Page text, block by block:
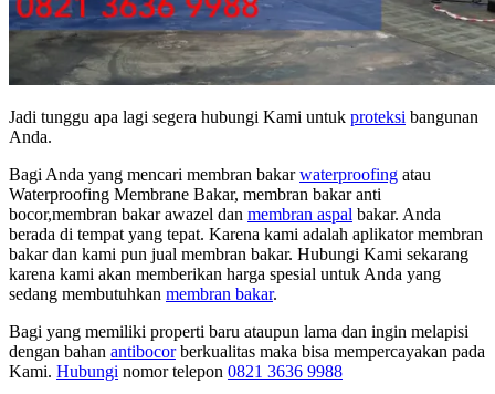
Jadi tunggu apa lagi segera hubungi Kami untuk proteksi bangunan
Anda.
Bagi Anda yang mencari membran bakarwaterproofing atau
Waterproofing Membrane Bakar, membran bakar anti
bocor,membran bakar awazel dan membran aspal bakar. Anda
berada di tempat yang tepat. Karena kami adalah aplikator membran
bakar dan kami pun jual membran bakar. Hubungi Kami sekarang
karena kami akan memberikan harga spesial untuk Anda yang
sedang membutuhkan membran bakar.
Bagi yang memiliki properti baru ataupun lama dan ingin melapisi
dengan bahan antibocorberkualitas maka bisa mempercayakan pada
Kami. Hubungi nomor telepon 0821 3636 9988